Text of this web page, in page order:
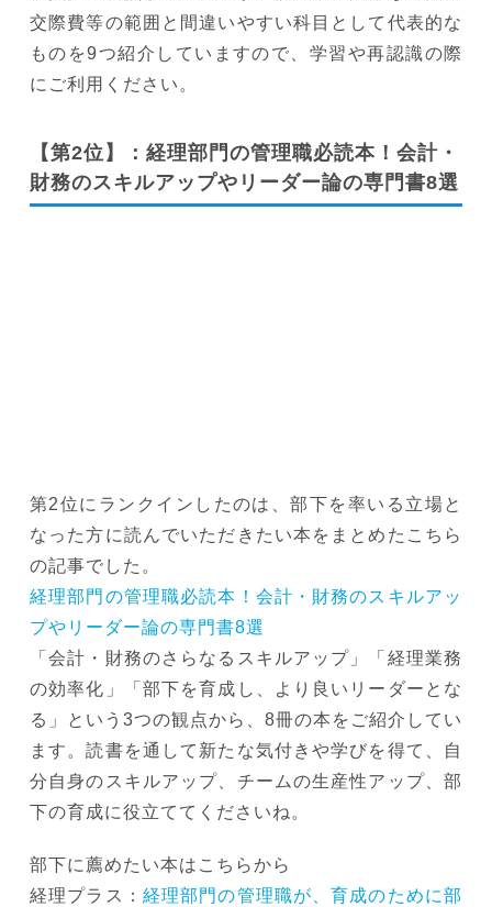
交際費等の範囲と間違いやすい科目として代表的な
ものを9つ紹介していますので、学習や再認識の際
にご利用ください。
【第2位】：経理部門の管理職必読本！会計・
財務のスキルアップやリーダー論の専門書8選
第2位にランクインしたのは、部下を率いる立場と
なった方に読んでいただきたい本をまとめたこちら
の記事でした。
経理部門の管理職必読本！会計・財務のスキルアッ
プやリーダー論の専門書8選
「会計・財務のさらなるスキルアップ」「経理業務
の効率化」「部下を育成し、より良いリーダーとな
る」という3つの観点から、8冊の本をご紹介してい
ます。読書を通して新たな気付きや学びを得て、自
分自身のスキルアップ、チームの生産性アップ、部
下の育成に役立ててくださいね。
部下に薦めたい本はこちらから
経理プラス： 経理部門の管理職が、育成のために部